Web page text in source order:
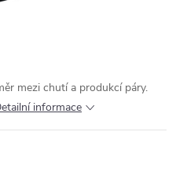
mezi chutí a produkcí páry.
informace